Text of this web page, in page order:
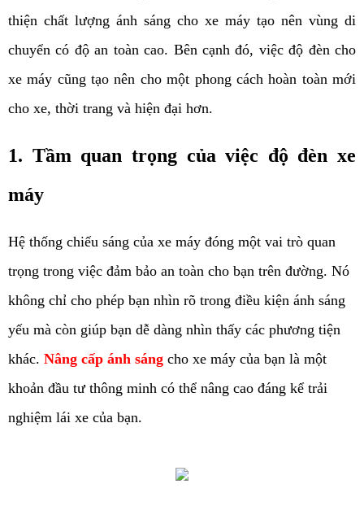
thiện chất lượng ánh sáng cho xe máy tạo nên vùng di
chuyển có độ an toàn cao. Bên cạnh đó, việc độ đèn cho
xe máy cũng tạo nên cho một phong cách hoàn toàn mới
cho xe, thời trang và hiện đại hơn.
1. Tầm quan trọng của việc độ đèn xe
máy
Hệ thống chiếu sáng của xe máy đóng một vai trò quan
trọng trong việc đảm bảo an toàn cho bạn trên đường. Nó
không chỉ cho phép bạn nhìn rõ trong điều kiện ánh sáng
yếu mà còn giúp bạn dễ dàng nhìn thấy các phương tiện
khác. Nâng cấp ánh sáng cho xe máy của bạn là một
khoản đầu tư thông minh có thể nâng cao đáng kể trải
nghiệm lái xe của bạn.